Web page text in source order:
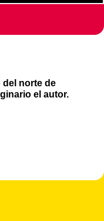
del norte de
el autor.